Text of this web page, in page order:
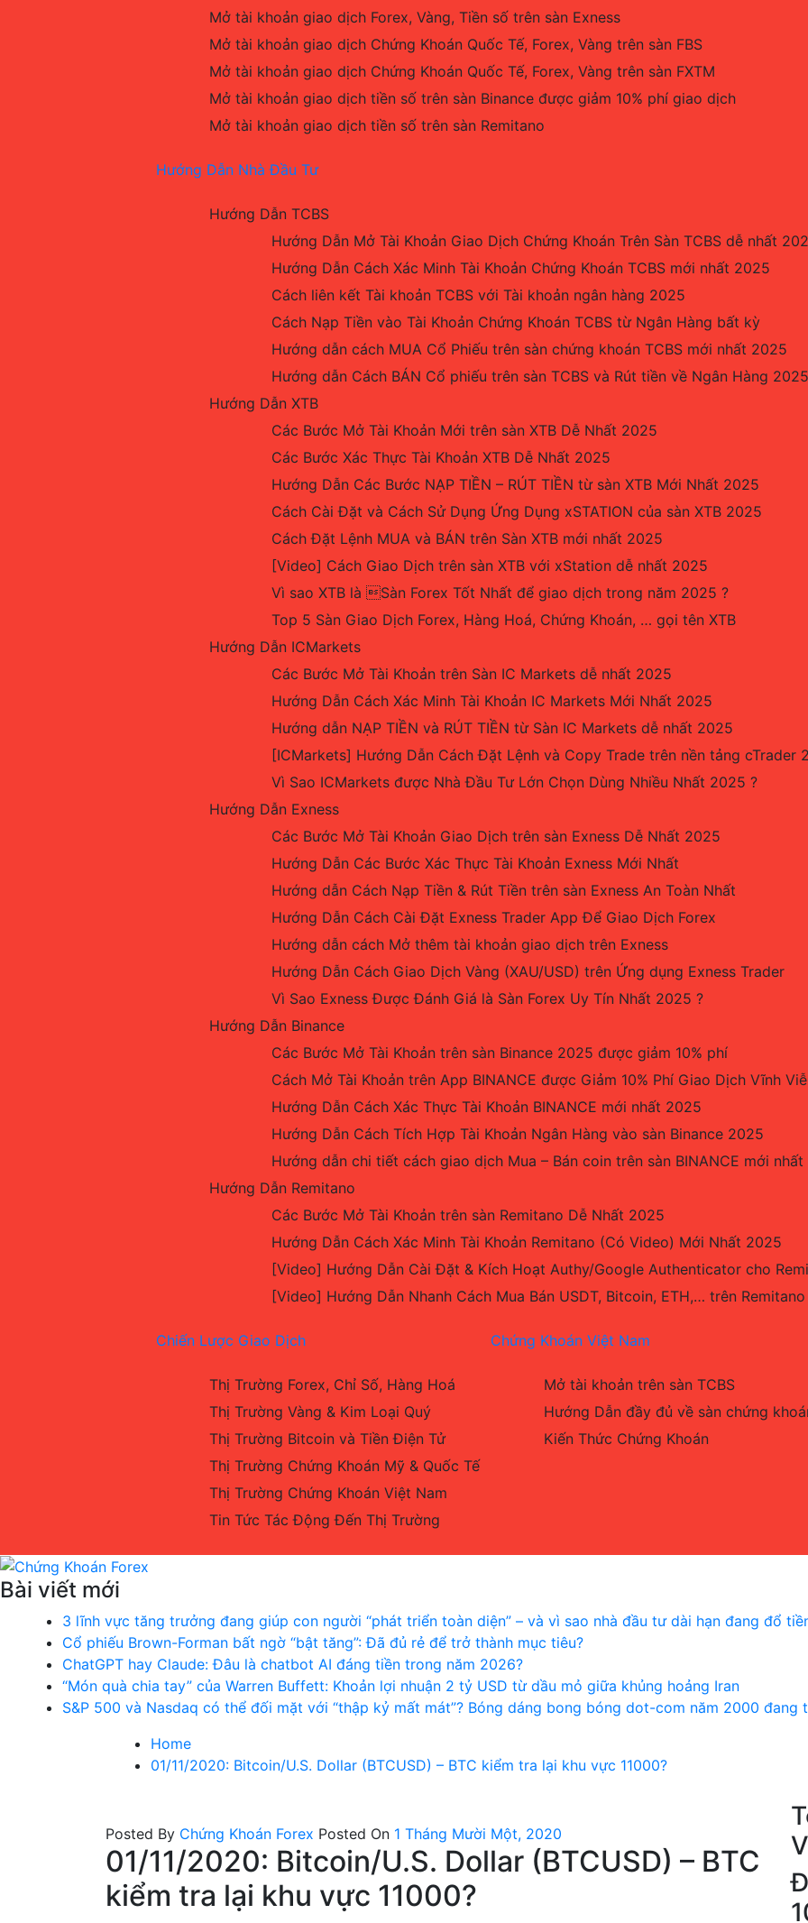
Mở tài khoản giao dịch Forex, Vàng, Tiền số trên sàn Exness
Mở tài khoản giao dịch Chứng Khoán Quốc Tế, Forex, Vàng trên sàn FBS
Mở tài khoản giao dịch Chứng Khoán Quốc Tế, Forex, Vàng trên sàn FXTM
Mở tài khoản giao dịch tiền số trên sàn Binance được giảm 10% phí giao dịch
Mở tài khoản giao dịch tiền số trên sàn Remitano
Hướng Dẫn Nhà Đầu Tư
Hướng Dẫn TCBS
Hướng Dẫn Mở Tài Khoản Giao Dịch Chứng Khoán Trên Sàn TCBS dễ nhất
Hướng Dẫn Cách Xác Minh Tài Khoản Chứng Khoán TCBS mới nhất 2025
Cách liên kết Tài khoản TCBS với Tài khoản ngân hàng 2025
Cách Nạp Tiền vào Tài Khoản Chứng Khoán TCBS từ Ngân Hàng bất kỳ
Hướng dẫn cách MUA Cổ Phiếu trên sàn chứng khoán TCBS mới nhất 2025
Hướng dẫn Cách BÁN Cổ phiếu trên sàn TCBS và Rút tiền về Ngân Hàng 2025
Hướng Dẫn XTB
Các Bước Mở Tài Khoản Mới trên sàn XTB Dễ Nhất 2025
Các Bước Xác Thực Tài Khoản XTB Dễ Nhất 2025
Hướng Dẫn Các Bước NẠP TIỀN – RÚT TIỀN từ sàn XTB Mới Nhất 2025
Cách Cài Đặt và Cách Sử Dụng Ứng Dụng xSTATION của sàn XTB 2025
Cách Đặt Lệnh MUA và BÁN trên Sàn XTB mới nhất 2025
[Video] Cách Giao Dịch trên sàn XTB với xStation dễ nhất 2025
Vì sao XTB là Sàn Forex Tốt Nhất để giao dịch trong năm 2025 ?
Top 5 Sàn Giao Dịch Forex, Hàng Hoá, Chứng Khoán, … gọi tên XTB
Hướng Dẫn ICMarkets
Các Bước Mở Tài Khoản trên Sàn IC Markets dễ nhất 2025
Hướng Dẫn Cách Xác Minh Tài Khoản IC Markets Mới Nhất 2025
Hướng dẫn NẠP TIỀN và RÚT TIỀN từ Sàn IC Markets dễ nhất 2025
[ICMarkets] Hướng Dẫn Cách Đặt Lệnh và Copy Trade trên nền tảng cTrader
Vì Sao ICMarkets được Nhà Đầu Tư Lớn Chọn Dùng Nhiều Nhất 2025 ?
Hướng Dẫn Exness
Các Bước Mở Tài Khoản Giao Dịch trên sàn Exness Dễ Nhất 2025
Hướng Dẫn Các Bước Xác Thực Tài Khoản Exness Mới Nhất
Hướng dẫn Cách Nạp Tiền & Rút Tiền trên sàn Exness An Toàn Nhất
Hướng Dẫn Cách Cài Đặt Exness Trader App Để Giao Dịch Forex
Hướng dẫn cách Mở thêm tài khoản giao dịch trên Exness
Hướng Dẫn Cách Giao Dịch Vàng (XAU/USD) trên Ứng dụng Exness Trader
Vì Sao Exness Được Đánh Giá là Sàn Forex Uy Tín Nhất 2025 ?
Hướng Dẫn Binance
Các Bước Mở Tài Khoản trên sàn Binance 2025 được giảm 10% phí
Cách Mở Tài Khoản trên App BINANCE được Giảm 10% Phí Giao Dịch Vĩnh
Hướng Dẫn Cách Xác Thực Tài Khoản BINANCE mới nhất 2025
Hướng Dẫn Cách Tích Hợp Tài Khoản Ngân Hàng vào sàn Binance 2025
Hướng dẫn chi tiết cách giao dịch Mua – Bán coin trên sàn BINANCE mới
Hướng Dẫn Remitano
Các Bước Mở Tài Khoản trên sàn Remitano Dễ Nhất 2025
Hướng Dẫn Cách Xác Minh Tài Khoản Remitano (Có Video) Mới Nhất 2025
[Video] Hướng Dẫn Cài Đặt & Kích Hoạt Authy/Google Authenticator cho
[Video] Hướng Dẫn Nhanh Cách Mua Bán USDT, Bitcoin, ETH,… trên
Chiến Lược Giao Dịch
Thị Trường Forex, Chỉ Số, Hàng Hoá
Thị Trường Vàng & Kim Loại Quý
Thị Trường Bitcoin và Tiền Điện Tử
Thị Trường Chứng Khoán Mỹ & Quốc Tế
Thị Trường Chứng Khoán Việt Nam
Tin Tức Tác Động Đến Thị Trường
Chứng Khoán Việt Nam
Mở tài khoản trên sàn TCBS
Hướng Dẫn đầy đủ về sàn chứng
Kiến Thức Chứng Khoán
Chứng Khoán Forex
Blog chia sẻ về Chứng Khoán và Forex
Bài viết mới
3 lĩnh vực tăng trưởng đang giúp con người “phát triển toàn diện” – và vì sao nhà đầu tư dài hạn đang đổ
Cổ phiếu Brown-Forman bất ngờ “bật tăng”: Đã đủ rẻ để trở thành mục tiêu?
ChatGPT hay Claude: Đâu là chatbot AI đáng tiền trong năm 2026?
“Món quà chia tay” của Warren Buffett: Khoản lợi nhuận 2 tỷ USD từ dầu mỏ giữa khủng hoảng Iran
S&P 500 và Nasdaq có thể đối mặt với “thập kỷ mất mát”? Bóng dáng bong bóng dot-com năm 2000 đang
Home
01/11/2020: Bitcoin/U.S. Dollar (BTCUSD) – BTC kiểm tra lại khu vực 11000?
Posted By Chứng Khoán Forex Posted On 1 Tháng Mười Một, 2020
01/11/2020: Bitcoin/U.S. Dollar (BTCUSD) – BTC
kiểm tra lại khu vực 11000?